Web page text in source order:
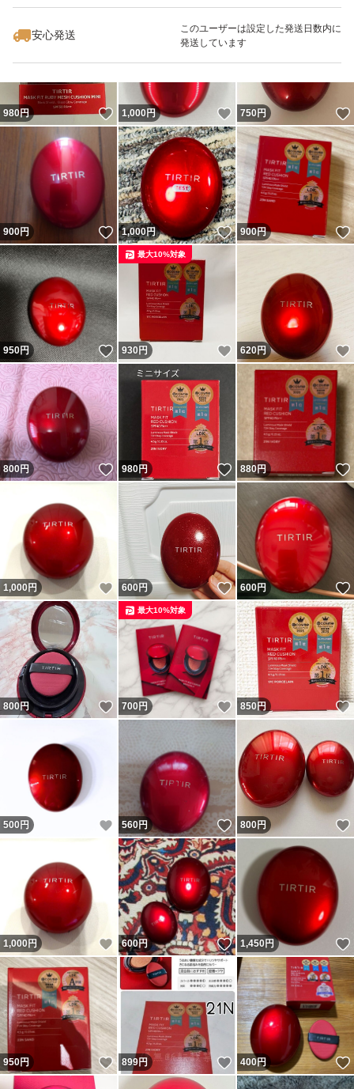
安心発送
このユーザーは設定した発送日数内に
発送しています
980円 いいね！
1,000円 いいね！
750円
900円 いいね！
1,000円 いいね！
900円
950円 いいね！
930 円 いいね！
最大10%対象
620円
800円 いいね！
980円 いいね！
880円
1,000円 いいね！
600円 いいね！
600円
800円 いいね！
700円 いいね！
最大10%対象
850円
500 円 いいね！
560円 いいね！
800円
1,000円 いいね！
600円 いいね！
1,450円
950円 いいね！
899円 いいね！
400円